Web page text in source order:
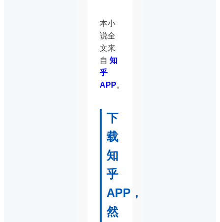
本小
说全
文来
自 知
乎
APP。
下
载
知
乎
APP，
然